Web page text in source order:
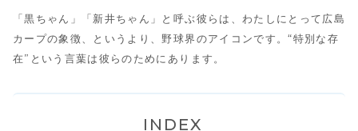
「黒ちゃん」「新井ちゃん」と呼ぶ彼らは、わたしにとって広島
カープの象徴、というより、野球界のアイコンです。“特別な存
在”という言葉は彼らのためにあります。
INDEX